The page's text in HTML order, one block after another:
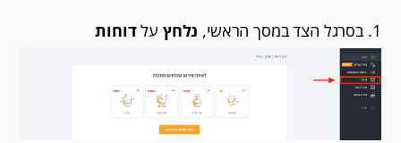
1. בסרגל הצד במסך הראשי, נלחץ עלדוחות